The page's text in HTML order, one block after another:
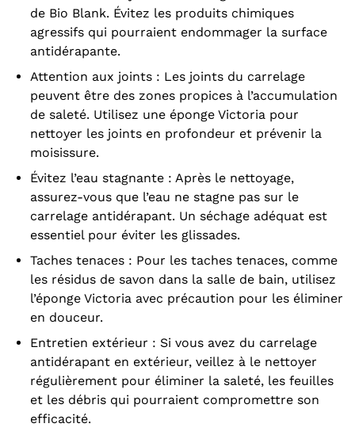
de Bio Blank. Évitez les produits chimiques
agressifs qui pourraient endommager la surface
antidérapante.
Attention aux joints : Les joints du carrelage
peuvent être des zones propices à l’accumulation
de saleté. Utilisez une éponge Victoriapour
nettoyer les joints en profondeur et prévenir la
moisissure.
Évitez l’eau stagnante : Après le nettoyage,
assurez-vous que l’eau ne stagne pas sur le
carrelage antidérapant. Un séchage adéquat est
essentiel pour éviter les glissades.
Taches tenaces : Pour les taches tenaces, comme
les résidus de savon dans la salle de bain, utilisez
l’éponge Victoriaavec précaution pour les éliminer
en douceur.
Entretien extérieur : Si vous avez du carrelage
antidérapant en extérieur, veillez à le nettoyer
régulièrement pour éliminer la saleté, les feuilles
et les débris qui pourraient compromettre son
efficacité.